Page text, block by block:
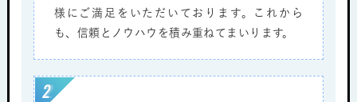
様にご満足をいただいております。これから
も、信頼とノウハウを積み重ねてまいります。